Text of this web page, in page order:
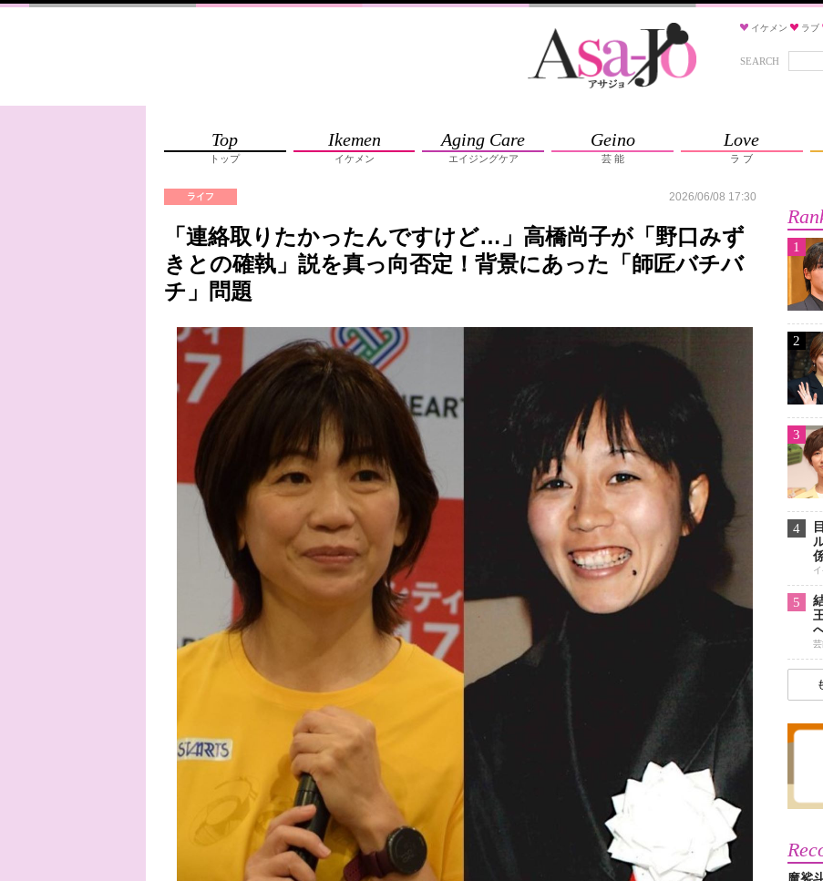
イケメン ラブ
SEARCH
Top
トップ
Ikemen
イケメン
Aging Care
エイジングケア
Geino
芸 能
Love
ラ ブ
ライフ 2026/06/08 17:30
「連絡取りたかったんですけど…」高橋尚子が「野口みず
きとの確執」説を真っ向否定！背景にあった「師匠バチバ
チ」問題
1
2
3
4
5